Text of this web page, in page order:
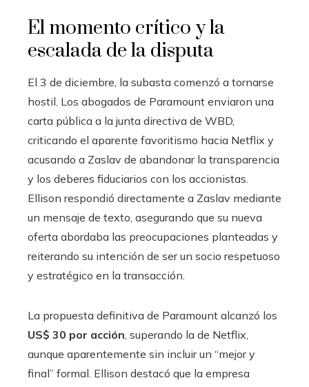
El momento crítico y la
escalada de la disputa
El 3 de diciembre, la subasta comenzó a tornarse
hostil. Los abogados de Paramount enviaron una
carta pública a la junta directiva de WBD,
criticando el aparente favoritismo hacia Netflix y
acusando a Zaslav de abandonar la transparencia
y los deberes fiduciarios con los accionistas.
Ellison respondió directamente a Zaslav mediante
un mensaje de texto, asegurando que su nueva
oferta abordaba las preocupaciones planteadas y
reiterando su intención de ser un socio respetuoso
y estratégico en la transacción.
La propuesta definitiva de Paramount alcanzó los
US$ 30 por acción , superando la de Netflix,
aunque aparentemente sin incluir un “mejor y
final” formal. Ellison destacó que la empresa